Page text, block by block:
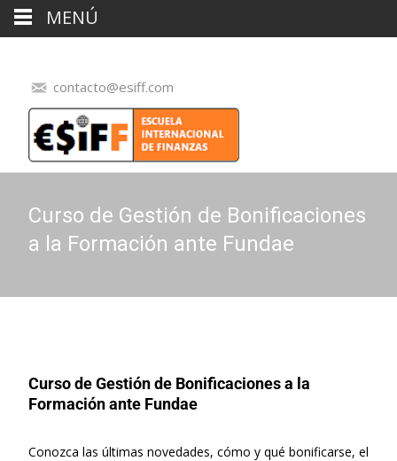
contacto@esiff.com
Curso de Gestión de Bonificaciones
a la Formación ante Fundae
Curso de Gestión de Bonificaciones a la
Formación ante Fundae
Conozca las últimas novedades, cómo y qué bonificarse, el
MENÚ